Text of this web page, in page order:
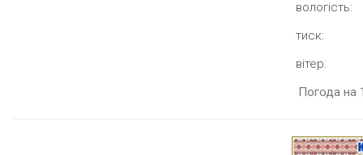
вологість:
тиск:
вітер:
Погода на